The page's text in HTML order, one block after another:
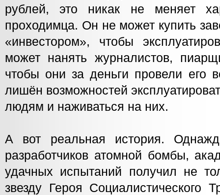
рублей, это никак не меняет
проходимца. Он не может купить
«инвестором», чтобы
может нанять журналистов,
чтобы они за деньги провели его
лишён возможностей
людям и наживаться на них.
А вот реальная история.
разработчиков атомной бомбы,
удачных испытаний получил не
звезду Героя